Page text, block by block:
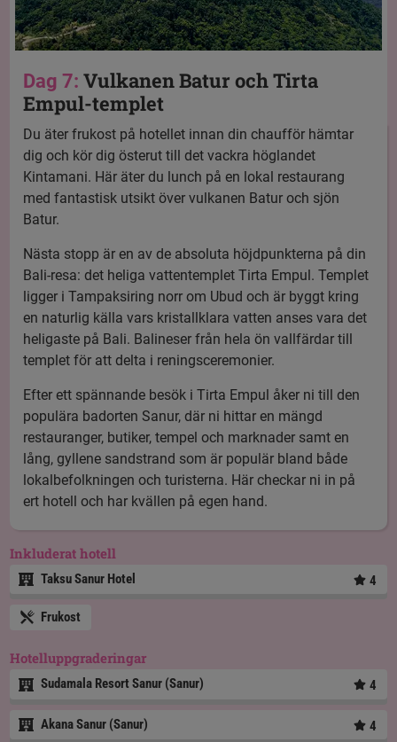
Dag 7:Vulkanen Batur och Tirta
Empul-templet
Du äter frukost på hotellet innan din chaufför hämtar
dig och kör dig österut till det vackra höglandet
Kintamani. Här äter du lunch på en lokal restaurang
med fantastisk utsikt över vulkanen Batur och sjön
Batur.
Nästa stopp är en av de absoluta höjdpunkterna på din
Bali-resa: det heliga vattentemplet Tirta Empul. Templet
ligger i Tampaksiring norr om Ubud och är byggt kring
en naturlig källa vars kristallklara vatten anses vara det
heligaste på Bali. Balineser från hela ön vallfärdar till
templet för att delta i reningsceremonier.
Efter ett spännande besök i Tirta Empul åker ni till den
populära badorten Sanur, där ni hittar en mängd
restauranger, butiker, tempel och marknader samt en
lång, gyllene sandstrand som är populär bland både
lokalbefolkningen och turisterna. Här checkar ni in på
ert hotell och har kvällen på egen hand.
Inkluderat hotell
Taksu Sanur Hotel 4
Frukost
Hotelluppgraderingar
Sudamala Resort Sanur (Sanur) 4
Akana Sanur (Sanur) 4